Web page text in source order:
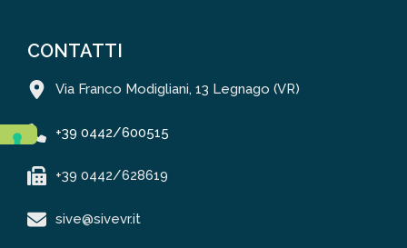
CONTATTI
Via Franco Modigliani, 13 Legnago (VR)
+39 0442/600515
+39 0442/628619
sive@sivevr.it